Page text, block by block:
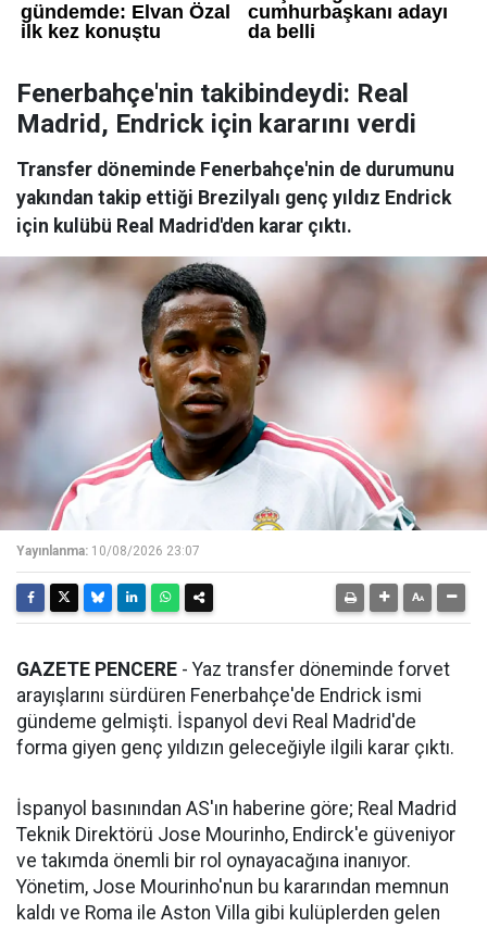
Fenerbahçe'nin takibindeydi: Real
Madrid, Endrick için kararını verdi
Transfer döneminde Fenerbahçe'nin de durumunu
yakından takip ettiği Brezilyalı genç yıldız Endrick
için kulübü Real Madrid'den karar çıktı.
Yayınlanma: 10/08/2026 23:07
GAZETE PENCERE - Yaz transfer döneminde forvet
arayışlarını sürdüren Fenerbahçe'de Endrick ismi
gündeme gelmişti. İspanyol devi Real Madrid'de
forma giyen genç yıldızın geleceğiyle ilgili karar çıktı.
İspanyol basınından AS'ın haberine göre; Real Madrid
Teknik Direktörü Jose Mourinho, Endirck'e güveniyor
ve takımda önemli bir rol oynayacağına inanıyor.
Yönetim, Jose Mourinho'nun bu kararından memnun
kaldı ve Roma ile Aston Villa gibi kulüplerden gelen